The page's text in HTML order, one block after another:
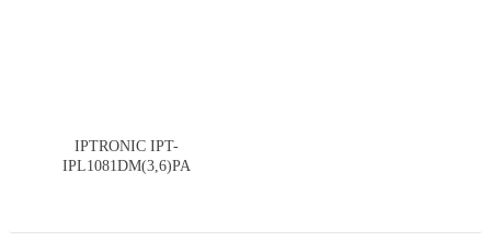
IPTRONIC IPT-
IPL1081DM(3,6)PA